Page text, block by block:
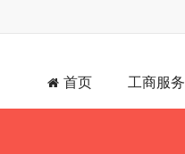
首页 工商服务